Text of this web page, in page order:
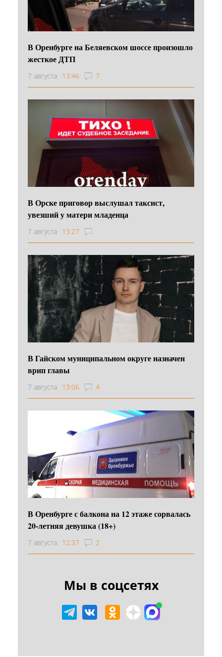
В Оренбурге на Беляевском шоссе произошло
жесткое ДТП
7 августа 13:46 7
В Орске приговор выслушал таксист,
увезший у матери младенца
7 августа 13:27
В Гайском муниципальном округе назначен
врип главы
7 августа 13:06 4
В Оренбурге с балкона на 12 этаже сорвалась
20-летняя девушка (18+)
7 августа 12:37 2
Мы в соцсетях